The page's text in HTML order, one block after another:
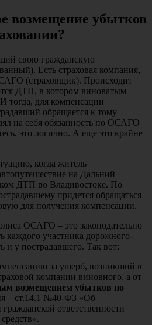
возмещение убытков
свою гражданскую
Есть страховая компания,
(страховщик). Происходит
ДТП, в котором виноватым
тогда, для компенсации
обращается к тому
на себя обязанность по ОСАГО
это логично. А еще это крайне
когда житель
на Дальний
ДТП во Владивостоке. По
придется обращаться
для получения компенсации.
ОСАГО – это законодательно
каждого участника дорожного-
у пострадавшего. Так вот:
за ущерб, возникший в
компании виновного, а от
возмещением убытков по
– ст.14.1 №40-ФЗ «Об
ответственности